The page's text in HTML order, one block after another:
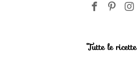
Tutte le ricette